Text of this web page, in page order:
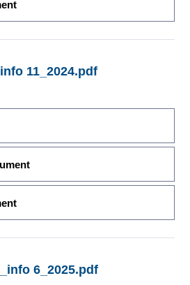
11_2024.pdf
6_2025.pdf